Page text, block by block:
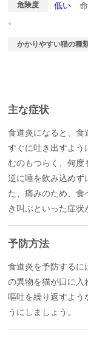
危険度 低い 命
。
かかりやすい猫の種
主な症状
食道炎になると、食
すぐに吐き出すよう
むのもつらく、何度
逆に唾を飲み込めず
た、痛みのため、食
き叫ぶといった症状
予防方法
食道炎を予防するに
の異物を猫が口に入
嘔吐を繰り返すよう
うにしましょう。